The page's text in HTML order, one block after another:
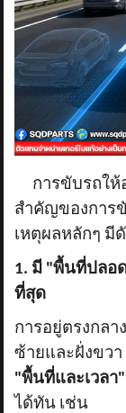
การขับรถให้
สำคัญของการ
เหตุผลหลักๆ มี
1. มี "พื้นที่ปลอ
ที่สุด
การอยู่ตรงกลา
ซ้ายและฝั่งขว
"พื้นที่และเวลา"
ได้ทัน เช่น